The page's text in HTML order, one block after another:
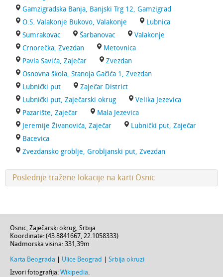
Gamzigradska Banja, Banjski Trg 12, Gamzigrad
O.S. Valakonje Bukovo, Valakonje
Lubnica
Sumrakovac
Šarbanovac
Valakonje
Crnorečka, Zvezdan
Metovnica
Pavla Savića, Zaječar
Zvezdan
Osnovna škola, Stanoja Gačića 1, Zvezdan
Lubnički put
Zaječar District
Lubnički put, Zaječarski okrug
Velika Jezevica
Pazarište, Zaječar
Mala Jezevica
Jeremije Živanovića, Zaječar
Lubnički put, Zaječar
Bacevica
Zvezdansko groblje, Grobljanski put, Zvezdan
Poslednje tražene lokacije na karti Osnic
Osnic, Zaječarski okrug, Srbija
Koordinate: (43.8841667, 22.1058333)
Nadmorska visina: 331,39m
Karta Beograda Ulice Beograd
Srbija okruzi
Izvori fotografija: Wikipedia.